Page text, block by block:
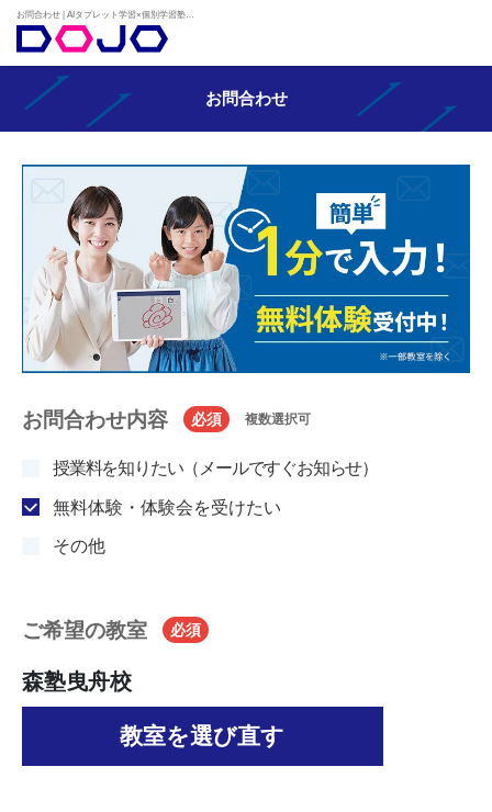
お問合わせ
お問合わせ内容 必須 複数選択可
授業料を知りたい（メールですぐお知らせ）
無料体験・体験会を受けたい
その他
ご希望の教室 必須
森塾曳舟校
教室を選び直す